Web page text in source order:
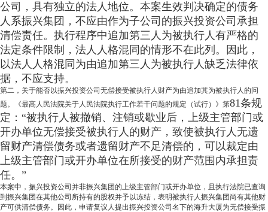
公司，具有独立的法人地位。本案生效判决确定的债务
人系振兴集团，不应由作为子公司的振兴投资公司承担
清偿责任。执行程序中追加第三人为被执行人有严格的
法定条件限制，法人人格混同的情形不在此列。因此，
以法人人格混同为由追加第三人为被执行人缺乏法律依
据，不应支持。
第二，关于能否以振兴投资公司无偿接受被执行人财产为由追加其为被执行人的问
题。《最高人民法院关于人民法院执行工作若干问题的规定（试行）》第81条规
定：“被执行人被撤销、注销或歇业后，上级主管部门或
开办单位无偿接受被执行人的财产，致使被执行人无遗
留财产清偿债务或者遗留财产不足清偿的，可以裁定由
上级主管部门或开办单位在所接受的财产范围内承担责
任。”
本案中，振兴投资公司并非振兴集团的上级主管部门或开办单位，且执行法院已查询
到振兴集团在其他公司所持有的股权并予以冻结，表明被执行人振兴集团尚有其他财
产可供清偿债务。因此，申请复议人提出振兴投资公司名下的海升大厦为无偿接受振